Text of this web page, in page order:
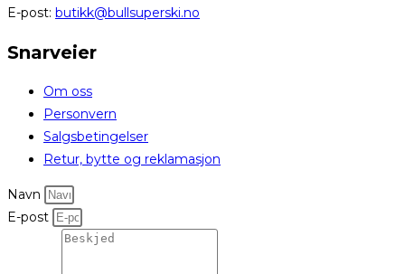
E-post: butikk@bullsuperski.no
Snarveier
Om oss
Personvern
Salgsbetingelser
Retur, bytte og reklamasjon
Navn
E-post